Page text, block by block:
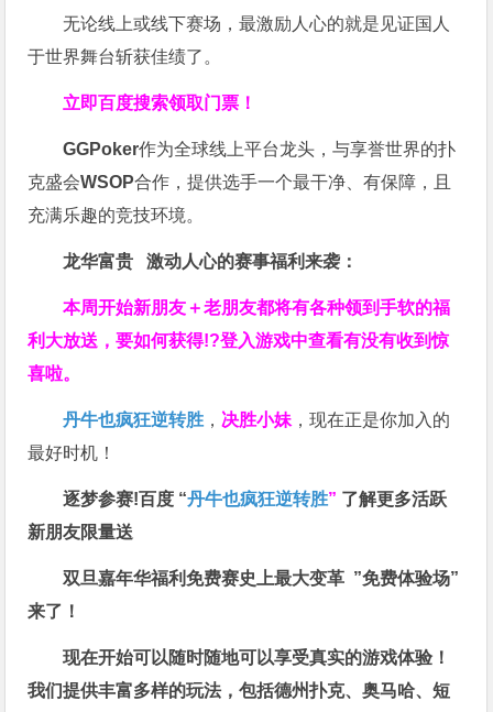
无论线上或线下赛场，最激励人心的就是见证国人
于世界舞台斩获佳绩了。
立即百度搜索领取门票！
GGPoker作为全球线上平台龙头，与享誉世界的扑
克盛会WSOP合作，提供选手一个最干净、有保障，且
充满乐趣的竞技环境。
龙华富贵 激动人心的赛事福利来袭：
本周开始新朋友＋老朋友都将有各种领到手软的福
利大放送，要如何获得!?登入游戏中查看有没有收到惊
喜啦。
丹牛也疯狂逆转胜 ， 决胜小妹 ，现在正是你加入的
最好时机！
逐梦参赛!百度 “丹牛也疯狂逆转胜” 了解更多活跃
新朋友限量送
双旦嘉年华福利免费赛史上最大变革 ”免费体验场”
来了！
现在开始可以随时随地可以享受真实的游戏体验！
我们提供丰富多样的玩法，包括德州扑克、奥马哈、短